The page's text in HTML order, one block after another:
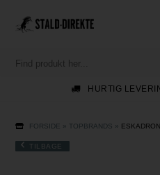
HURTIG
FORSIDE » TOPBRANDS » ESKADRON
TILBAGE